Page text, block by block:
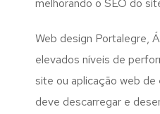
melhorando o SEO do
Web design Portalegre,
elevados níveis de
site ou aplicação web
deve descarregar e